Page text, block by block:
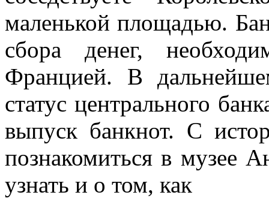
маленькой площадью.
сбора денег,
Францией. В
статус центрального
выпуск банкнот. С
познакомиться в музее
узнать и о том, как